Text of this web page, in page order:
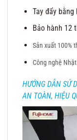
Tay đẩy bằng
Bảo hành 12
Sản xuất 100%
Công nghệ
HƯỚNG DẪN SỬ
AN TOÀN, HIỆU